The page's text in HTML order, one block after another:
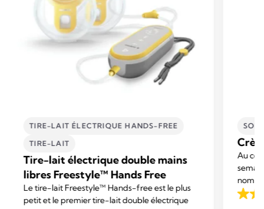
TIRE-LAIT ÉLECTRIQUE HANDS-FREE
TIRE-LAIT
Tire-lait électrique double mains
libres Freestyle™ Hands Free
Le tire-lait Freestyle™ Hands-free est le plus
petit et le premier tire-lait double électrique
Au
4.6